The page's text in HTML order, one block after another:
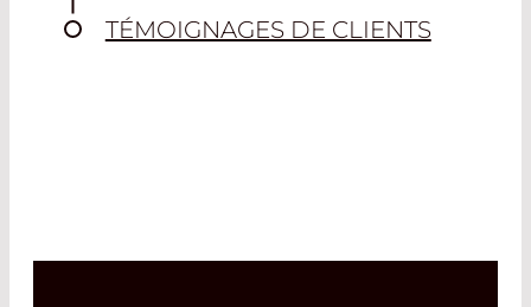
TÉMOIGNAGES DE CLIENTS